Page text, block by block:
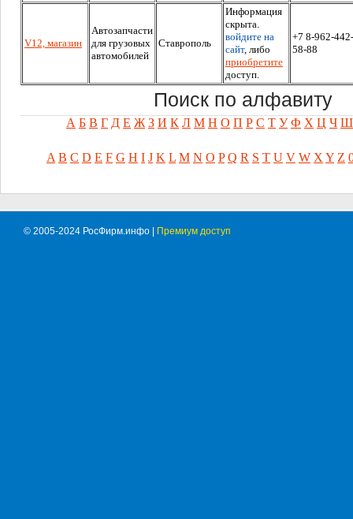
V12, магазин
Автозапчасти
для грузовых
автомобилей
Ставрополь
Информация
скрыта.
войдите на
сайт, либо
приобретите
доступ.
+7 8-962-442-
58-88
Поиск по алфавиту
А Б В Г Д Е Ж З И К Л М Н О П Р С Т У Ф Х Ц Ч Ш
A B C D E F G H I J K L M N O P Q R S T U V W X Y Z
© 2005-2024 РосФирм.инфо | Премиум доступ